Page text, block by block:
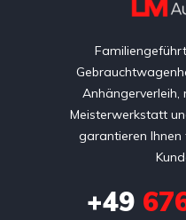
Meisterwerkstatt
garantieren Ihnen
+49